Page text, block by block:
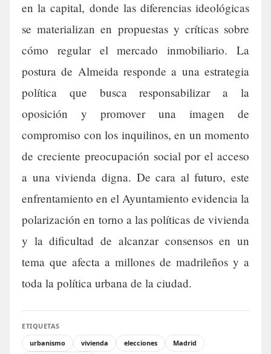
en la capital, donde las diferencias ideológicas
se materializan en propuestas y críticas sobre
cómo regular el mercado inmobiliario. La
postura de Almeida responde a una estrategia
política que busca responsabilizar a la
oposición y promover una imagen de
compromiso con los inquilinos, en un momento
de creciente preocupación social por el acceso
a una vivienda digna. De cara al futuro, este
enfrentamiento en el Ayuntamiento evidencia la
polarización en torno a las políticas de vivienda
y la dificultad de alcanzar consensos en un
tema que afecta a millones de madrileños y a
toda la política urbana de la ciudad.
ETIQUETAS
urbanismo
vivienda elecciones
Madrid